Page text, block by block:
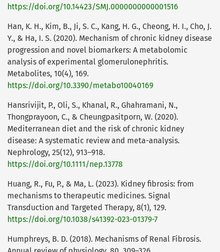
https://doi.org/10.14423/SMJ.0000000000001516
Han, K. H., Kim, B., Ji, S. C., Kang, H. G., Cheong, H. I., Cho, J.
Y., & Ha, I. S. (2020). Mechanism of chronic kidney disease
progression and novel biomarkers: A metabolomic
analysis of experimental glomerulonephritis.
Metabolites, 10(4), 169.
https://doi.org/10.3390/metabo10040169
Hansrivijit, P., Oli, S., Khanal, R., Ghahramani, N.,
Thongprayoon, C., & Cheungpasitporn, W. (2020).
Mediterranean diet and the risk of chronic kidney
disease: A systematic review and meta-analysis.
Nephrology, 25(12), 913–918.
https://doi.org/10.1111/nep.13778
Huang, R., Fu, P., & Ma, L. (2023). Kidney fibrosis: from
mechanisms to therapeutic medicines. Signal
Transduction and Targeted Therapy, 8(1), 129.
https://doi.org/10.1038/s41392-023-01379-7
Humphreys, B. D. (2018). Mechanisms of Renal Fibrosis.